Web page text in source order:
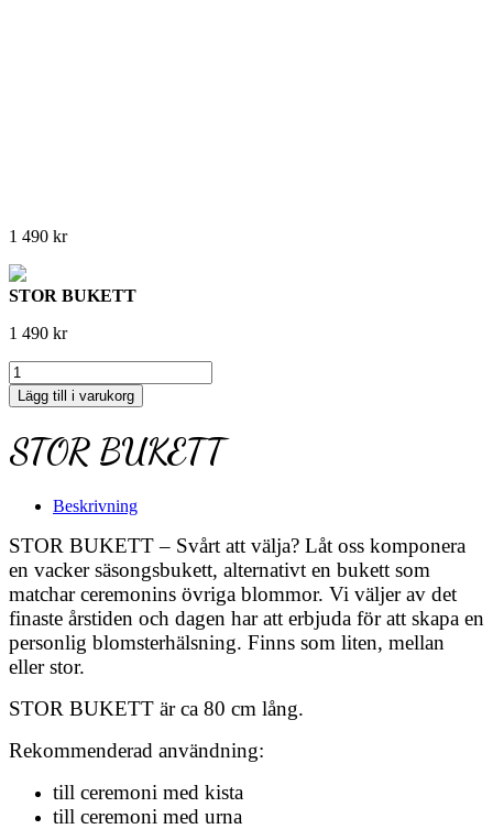
1 490 kr
STOR BUKETT
1 490 kr
STOR
BUKETT
mängd
Lägg till i varukorg
STOR BUKETT
Beskrivning
STOR BUKETT – Svårt att välja? Låt oss komponera
en vacker säsongsbukett, alternativt en bukett som
matchar ceremonins övriga blommor. Vi väljer av det
finaste årstiden och dagen har att erbjuda för att skapa en
personlig blomsterhälsning. Finns som liten, mellan
eller stor.
STOR BUKETT är ca 80 cm lång.
Rekommenderad användning:
till ceremoni med kista
till ceremoni med urna